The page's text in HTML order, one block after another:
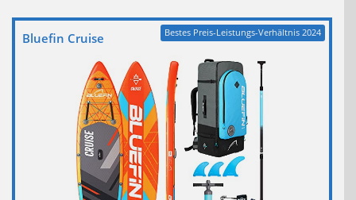
Bestes Preis-Leistungs-Verhältnis 2024
Bluefin Cruise